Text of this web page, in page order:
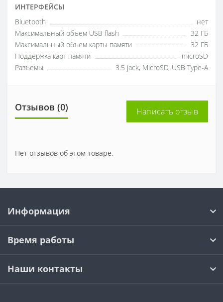
ИНТЕРФЕЙСЫ
Bluetooth
нет
Максимальный объем USB flash
32 ГБ
Максимальный объем карты памяти
32 ГБ
Поддержка карт памяти
microSD
Разъемы
3.5 jack, MicroSD, USB Type-A
Отзывов (0) Написать отзыв
Нет отзывов об этом товаре.
Информация
Время работы
Наши контакты